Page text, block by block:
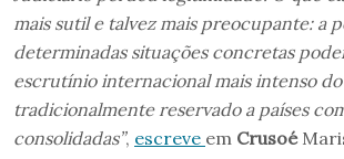
mais sutil e talvez mais preocupante: a
determinadas situações concretas
escrutínio internacional mais intenso
tradicionalmente reservado a países
consolidadas”, escreve em Crusoé